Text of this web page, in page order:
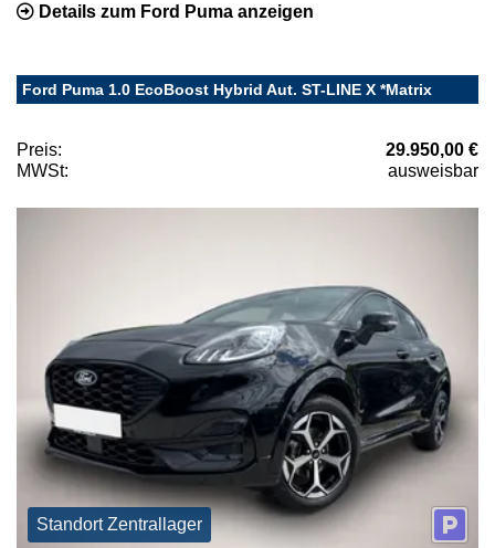
Details zum Ford Puma anzeigen
Ford Puma 1.0 EcoBoost Hybrid Aut. ST-LINE X *Matrix
Preis:
29.950,00 €
MWSt:
ausweisbar
Standort Zentrallager